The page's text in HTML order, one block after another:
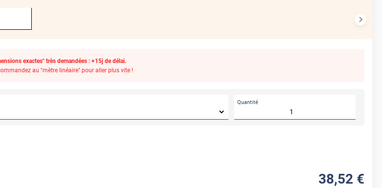
exactes" très demandées : +15j de délai.
au "mètre linéaire" pour aller plus vite !
Quantité
38,52 €